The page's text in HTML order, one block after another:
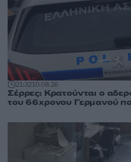
21:3210.08.26
Σέρρες: Κρατούνται ο
του 66χρονου Γερμανού